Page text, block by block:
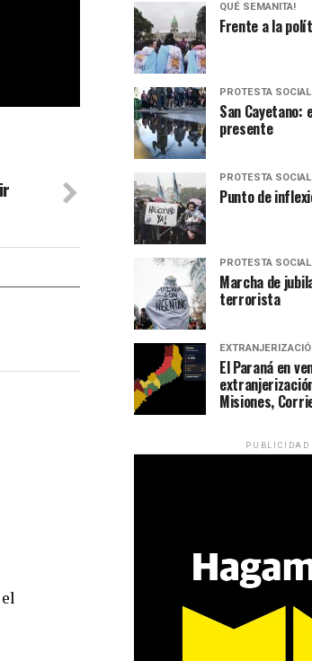
QUÉ SEMANITA!
Frente a la
PROTESTA SOCIAL
San Cayetano:
presente
PROTESTA SOCIAL
Punto de
PROTESTA SOCIAL
Marcha de
terrorista
El Paraná en
Misiones,
PUBLICIDAD